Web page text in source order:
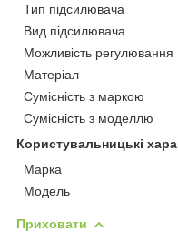
Тип підсилювача
Вид підсилювача
Можливість регулювання
Матеріал
Сумісність з маркою
Сумісність з моделлю
Користувальницькі
Марка
Модель
Приховати